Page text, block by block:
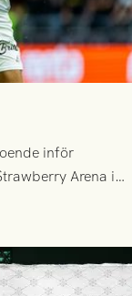
inför
Arena i
halvlek av